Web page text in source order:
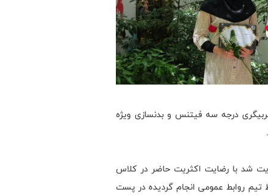
درجه سه فیتنس و بدنسازی ویژه
شد با رضایت اکثریت حاضر در کلاس
روابط عمومی انجام گردیده در پست